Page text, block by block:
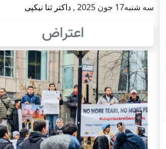
سه شنبه17 جون 2025 , داکتر ثنا نیکپی
اعتراض